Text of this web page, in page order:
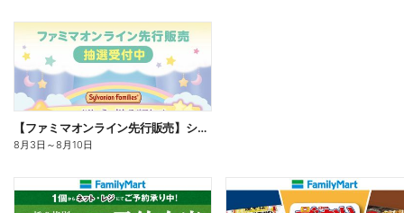
【ファミマオンライン先行販売】シルバニアファミリー
8月3日 ～8月10日